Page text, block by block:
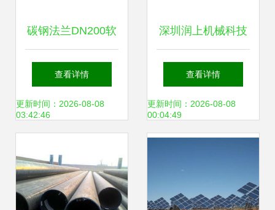
碳钢法兰DN200软
接头在钢压延加工
中的应用与优势
查看详情
更新时间：2026-08-08
03:42:46
深圳润上机械科技
精密机械订制与钢
压延加工的专业力
量
查看详情
更新时间：2026-08-08
00:04:49